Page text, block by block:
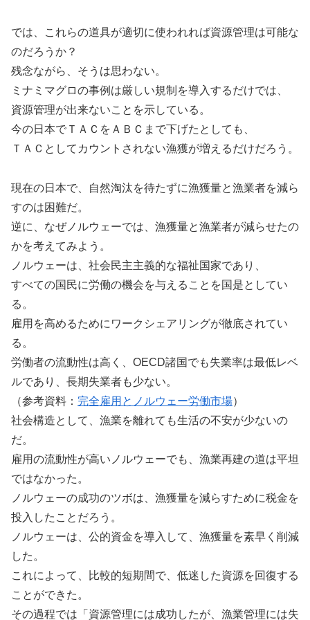
では、これらの道具が適切に使われれば資源管理は可能な
のだろうか？
残念ながら、そうは思わない。
ミナミマグロの事例は厳しい規制を導入するだけでは、
資源管理が出来ないことを示している。
今の日本でＴＡＣをＡＢＣまで下げたとしても、
ＴＡＣとしてカウントされない漁獲が増えるだけだろう。
現在の日本で、自然淘汰を待たずに漁獲量と漁業者を減ら
すのは困難だ。
逆に、なぜノルウェーでは、漁獲量と漁業者が減らせたの
かを考えてみよう。
ノルウェーは、社会民主主義的な福祉国家であり、
すべての国民に労働の機会を与えることを国是としてい
る。
雇用を高めるためにワークシェアリングが徹底されてい
る。
労働者の流動性は高く、OECD諸国でも失業率は最低レベ
ルであり、長期失業者も少ない。
（参考資料： 完全雇用とノルウェー労働市場）
社会構造として、漁業を離れても生活の不安が少ないの
だ。
雇用の流動性が高いノルウェーでも、漁業再建の道は平坦
ではなかった。
ノルウェーの成功のツボは、漁獲量を減らすために税金を
投入したことだろう。
ノルウェーは、公的資金を導入して、漁獲量を素早く削減
した。
これによって、比較的短期間で、低迷した資源を回復する
ことができた。
その過程では「資源管理には成功したが、漁業管理には失